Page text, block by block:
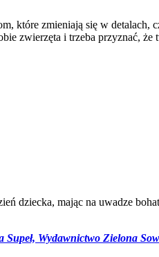
które zmieniają się w detalach,
zwierzęta i trzeba przyznać,
dziecka, mając na uwadze
Wydawnictwo Zielona